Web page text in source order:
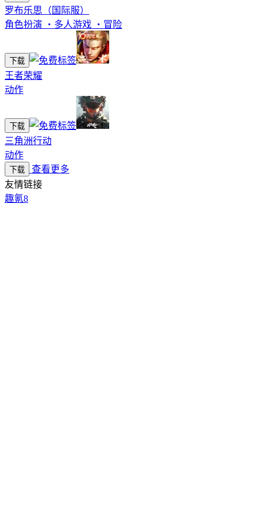
罗布乐思（国际服）
角色扮演
・ 多人游戏 ・ 冒险
下载
王者荣耀
动作
下载
三角洲行动
动作
下载
查看更多
友情链接
趣氪8